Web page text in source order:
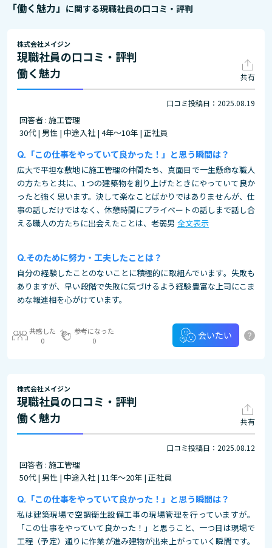
「働く魅力」 に関する現職社員の口コミ・評判
株式会社メイジン
現職社員の口コミ・評判
働く魅力
共有
口コミ投稿日：2025.08.19
回答者 : 施工管理
30代 | 男性 | 中途入社 | 4年～10年 | 正社員
「この仕事をやっていて良かった！」と思う瞬間は？
広大で平坦な敷地に施工管理の仲間たち、真面目で一生懸命な職人
の方たちと共に、1つの建築物を創り上げたときにやっていて良か
ったと強く思います。決して楽なことばかりではありませんが、仕
事の話しだけではなく、休憩時間にプライベートの話しまで話し合
える職人の方たちに出会えたことは、老弱男 全文表示
そのために努力・工夫したことは？
自分の経験したことのないことに積極的に取組んでいます。失敗も
ありますが、早い段階で失敗に気づけるよう経験豊富な上司にこま
めな報連相を心がけています。
共感した
0
参考になった
0
会いたい ?
株式会社メイジン
現職社員の口コミ・評判
働く魅力
共有
口コミ投稿日：2025.08.12
回答者 : 施工管理
50代 | 男性 | 中途入社 | 11年～20年 | 正社員
「この仕事をやっていて良かった！」と思う瞬間は？
私は建築現場で空調衛生設備工事の現場管理を行っていますが。
「この仕事をやっていて良かった！」と思うこと、一つ目は現場で
工程（予定）通りに作業が進み建物が出来上がっていく瞬間です。